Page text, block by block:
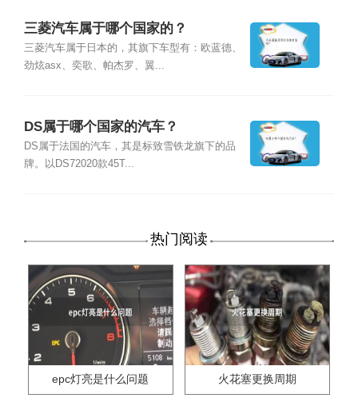
三菱汽车属于哪个国家的？
三菱汽车属于日本的，其旗下车型有：欧蓝德、
劲炫asx、奕歌、帕杰罗、翼...
DS属于哪个国家的汽车？
DS属于法国的汽车，其是标致雪铁龙旗下的品
牌。以DS72020款45T...
热门阅读
epc灯亮是什么问题 火花塞更换周期